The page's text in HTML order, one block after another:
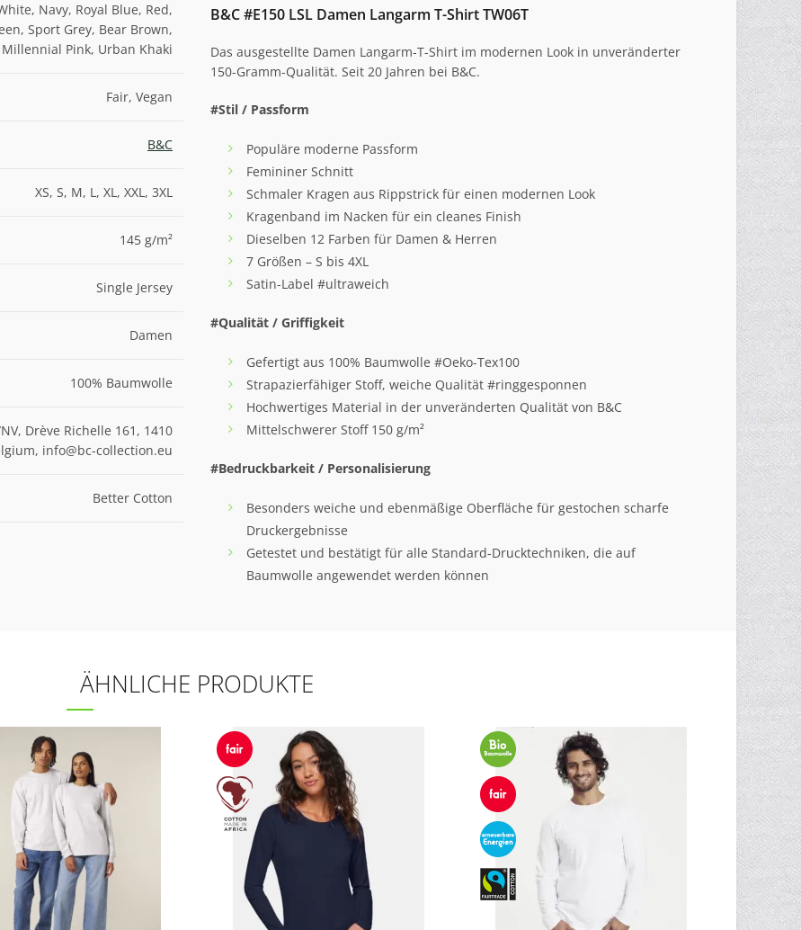
Navy, Royal Blue, Red,
Sport Grey, Bear Brown,
Millennial Pink, Urban Khaki
Fair, Vegan
B&C
XS, S, M, L, XL, XXL, 3XL
145 g/m²
Single Jersey
Damen
100% Baumwolle
Drève Richelle 161, 1410
info@bc-collection.eu
Better Cotton
B&C #E150 LSL Damen Langarm T-Shirt TW06T
Das ausgestellte Damen Langarm-T-Shirt im modernen Look in unveränderter
150-Gramm-Qualität. Seit 20 Jahren bei B&C.
#Stil / Passform
Populäre moderne Passform
Femininer Schnitt
Schmaler Kragen aus Rippstrick für einen modernen Look
Kragenband im Nacken für ein cleanes Finish
Dieselben 12 Farben für Damen & Herren
7 Größen – S bis 4XL
Satin-Label #ultraweich
#Qualität / Griffigkeit
Gefertigt aus 100% Baumwolle #Oeko-Tex100
Strapazierfähiger Stoff, weiche Qualität #ringgesponnen
Hochwertiges Material in der unveränderten Qualität von B&C
Mittelschwerer Stoff 150 g/m²
#Bedruckbarkeit / Personalisierung
Besonders weiche und ebenmäßige Oberfläche für gestochen scharfe
Druckergebnisse
Getestet und bestätigt für alle Standard-Drucktechniken, die auf
Baumwolle angewendet werden können
ÄHNLICHE PRODUKTE